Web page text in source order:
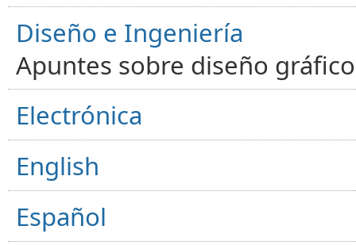
Diseño e Ingeniería
Apuntes sobre diseño
Electrónica
English
Español